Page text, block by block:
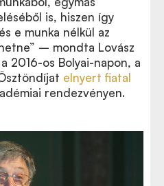
is, hiszen így
e munka nélkül az
– mondta Lovász
2016-os Bolyai-napon, a
elnyert fiatal
rendezvényen.